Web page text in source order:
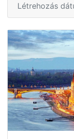
Létrehozás